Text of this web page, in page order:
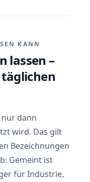
KANN
lassen –
dann
wird. Das gilt
Bezeichnungen
Gemeint ist
für Industrie,